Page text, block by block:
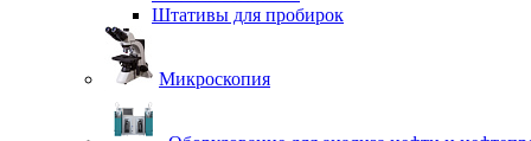
Штативы для пробирок
Микроскопия